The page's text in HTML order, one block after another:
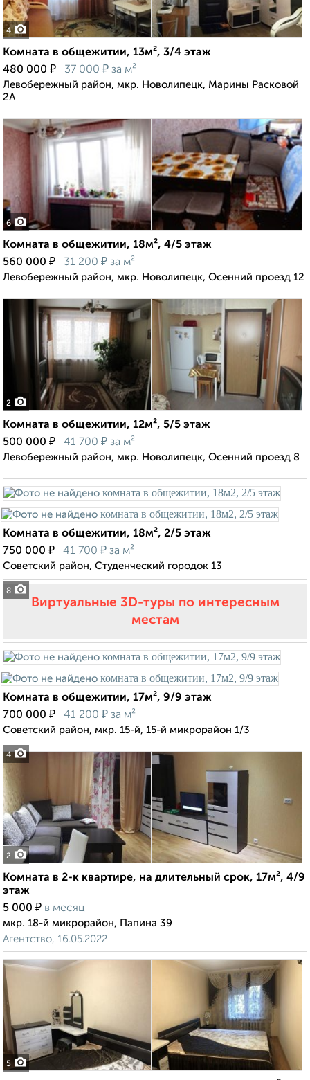
4
Комната в общежитии, 13м², 3/4 этаж
480 000 ₽ 37 000 ₽ за м²
Левобережный район, мкр. Новолипецк, Марины Расковой
2А
6
Комната в общежитии, 18м², 4/5 этаж
560 000 ₽ 31 200 ₽ за м²
Левобережный район, мкр. Новолипецк, Осенний проезд 12
2
Комната в общежитии, 12м², 5/5 этаж
500 000 ₽ 41 700 ₽ за м²
Левобережный район, мкр. Новолипецк, Осенний проезд 8
8
Комната в общежитии, 18м², 2/5 этаж
750 000 ₽ 41 700 ₽ за м²
Советский район, Студенческий городок 13
Виртуальные 3D-туры по интересным
местам
4
Комната в общежитии, 17м², 9/9 этаж
700 000 ₽ 41 200 ₽ за м²
Советский район, мкр. 15-й, 15-й микрорайон 1/3
2
Комната в 2-к квартире, на длительный срок, 17м², 4/9
этаж
5 000 ₽ в месяц
мкр. 18-й микрорайон, Папина 39
Агентство, 16.05.2022
5